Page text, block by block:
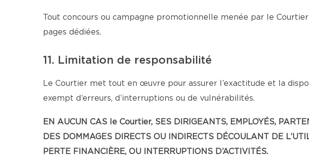
Tout concours ou campagne promotionnelle menée par le
pages dédiées.
11. Limitation de responsabilité
Le Courtier met tout en œuvre pour assurer l’exactitude et la
exempt d’erreurs, d’interruptions ou de vulnérabilités.
EN AUCUN CAS le Courtier, SES DIRIGEANTS, EMPLOYÉS,
DES DOMMAGES DIRECTS OU INDIRECTS DÉCOULANT DE
PERTE FINANCIÈRE, OU INTERRUPTIONS D’ACTIVITÉS.